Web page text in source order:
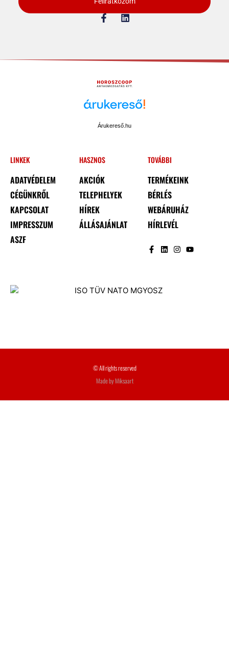
Árukereső.hu
LINKEK
ADATVÉDELEM
CÉGÜNKRŐL
KAPCSOLAT
IMPRESSZUM
ASZF
HASZNOS
AKCIÓK
TELEPHELYEK
HÍREK
ÁLLÁSAJÁNLAT
TOVÁBBI
TERMÉKEINK
BÉRLÉS
WEBÁRUHÁZ
HÍRLEVÉL
© All rights reserved
Made by Miksaart